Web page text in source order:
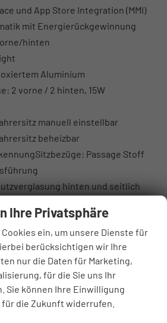
und App Store Integration (MMI)
mit Energierückgewinnung
hinten
Aluminium
2 vorne / 2 hinten, 15W
manuell einstellbar
beheizbar
Passage Stoff
hinten und seitlich
mit Fern- und Abblendlicht,
(Blinker, Bremslicht,
Ihre Privatsphäre
ein, um unsere Dienste für
berücksichtigen wir Ihre
nur die Daten für Marketing,
für die Sie uns Ihr
Sie können Ihre Einwilligung
die Zukunft widerrufen.